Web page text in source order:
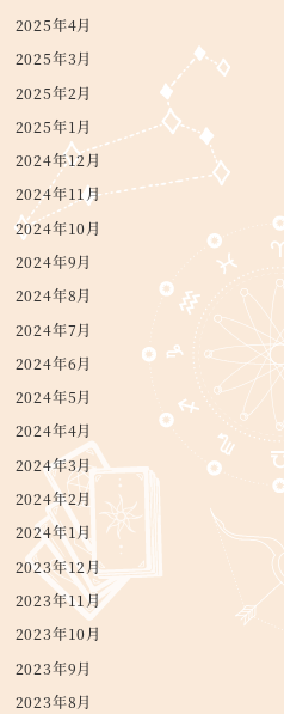
2025年4月
2025年3月
2025年2月
2025年1月
2024年12月
2024年11月
2024年10月
2024年9月
2024年8月
2024年7月
2024年6月
2024年5月
2024年4月
2024年3月
2024年2月
2024年1月
2023年12月
2023年11月
2023年10月
2023年9月
2023年8月